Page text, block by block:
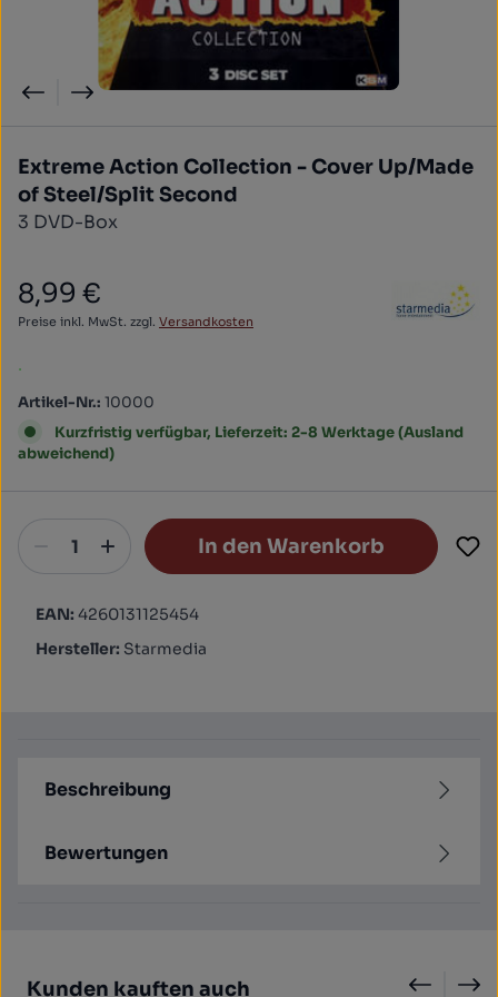
Extreme Action Collection - Cover Up/Made
of Steel/Split Second
3 DVD-Box
Regulärer Preis:
8,99 €
Preise inkl. MwSt. zzgl. Versandkosten
.
Artikel-Nr.: 10000
Kurzfristig verfügbar, Lieferzeit: 2-8 Werktage (Ausland
abweichend)
In den Warenkorb
EAN: 4260131125454
Hersteller: Starmedia
Beschreibung
Bewertungen
Kunden kauften auch